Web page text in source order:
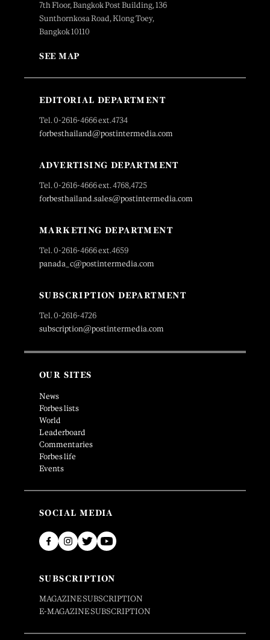
7th Floor, Bangkok Post Building, 136
Sunthornkosa Road, Klong Toey,
Bangkok 10110
SEE MAP
EDITORIAL DEPARTMENT
Tel. 0-2616-4666 ext.4734
forbesthailand@postintermedia.com
ADVERTISING DEPARTMENT
Tel. 0-2616-4666 ext. 4768,4725
forbesthailand.sales@postintermedia.com
MARKETING DEPARTMENT
Tel. 0-2616-4666 ext.4659
panada_c@postintermedia.com
SUBSCRIPTION DEPARTMENT
Tel. 0-2616-4726
subscription@postintermedia.com
OUR SITES
News
Forbes lists
World
Leaderboard
Commentaries
Forbes life
Events
SOCIAL MEDIA
SUBSCRIPTION
MAGAZINE SUBSCRIPTION
E-MAGAZINE SUBSCRIPTION